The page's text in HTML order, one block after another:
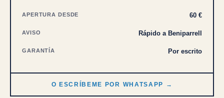
APERTURA DESDE 60 €
AVISO Rápido a Beniparrell
GARANTÍA Por escrito
O ESCRÍBEME POR WHATSAPP →